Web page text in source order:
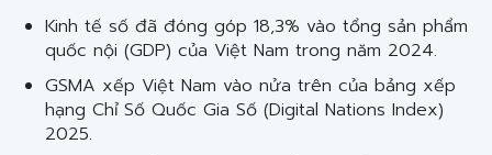
Kinh tế số đã đóng góp 18,3% vào tổng sản phẩm
quốc nội (GDP) của Việt Nam trong năm 2024.
GSMA xếp Việt Nam vào nửa trên của bảng xếp
hạng Chỉ Số Quốc Gia Số (Digital Nations Index)
2025.